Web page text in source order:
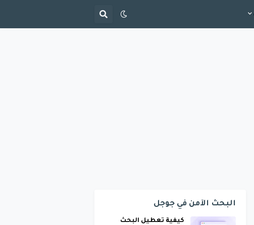
البحث الآمن في جوجل
كيفية تعطيل البحث